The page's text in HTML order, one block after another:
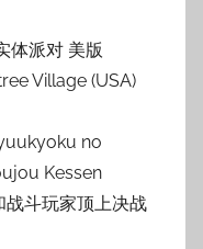
体派对 美版
Village (USA)
no
Kessen
斗玩家顶上决战